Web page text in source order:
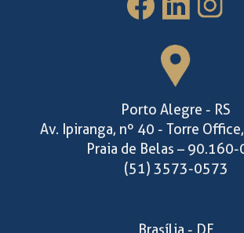
Porto Alegre - RS
Av. Ipiranga, nº 40 - Torre
Praia de Belas –
(51) 3573-0573